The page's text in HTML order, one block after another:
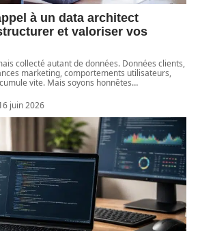
à un data architect
et valoriser vos
collecté autant de données. Données clients,
marketing, comportements utilisateurs,
vite. Mais soyons honnêtes…
juin 2026